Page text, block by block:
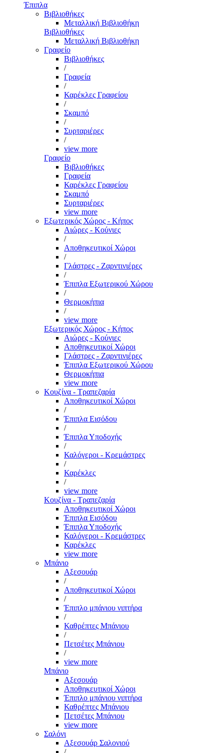
Έπιπλα
Βιβλιοθήκες
Μεταλλική Βιβλιοθήκη
Βιβλιοθήκες
Μεταλλική Βιβλιοθήκη
Γραφείο
Βιβλιοθήκες
/
Γραφεία
/
Καρέκλες Γραφείου
/
Σκαμπό
/
Συρταριέρες
/
view more
Γραφείο
Βιβλιοθήκες
Γραφεία
Καρέκλες Γραφείου
Σκαμπό
Συρταριέρες
view more
Εξωτερικός Χώρος - Κήπος
Αιώρες - Κούνιες
/
Αποθηκευτικοί Χώροι
/
Γλάστρες - Ζαρντινιέρες
/
Έπιπλα Εξωτερικού Χώρου
/
Θερμοκήπια
/
view more
Εξωτερικός Χώρος - Κήπος
Αιώρες - Κούνιες
Αποθηκευτικοί Χώροι
Γλάστρες - Ζαρντινιέρες
Έπιπλα Εξωτερικού Χώρου
Θερμοκήπια
view more
Κουζίνα - Τραπεζαρία
Αποθηκευτικοί Χώροι
/
Έπιπλα Εισόδου
/
Έπιπλα Υποδοχής
/
Καλόγεροι - Κρεμάστρες
/
Καρέκλες
/
view more
Κουζίνα - Τραπεζαρία
Αποθηκευτικοί Χώροι
Έπιπλα Εισόδου
Έπιπλα Υποδοχής
Καλόγεροι - Κρεμάστρες
Καρέκλες
view more
Μπάνιο
Αξεσουάρ
/
Αποθηκευτικοί Χώροι
/
Έπιπλο μπάνιου νιπτήρα
/
Καθρέπτες Μπάνιου
/
Πετσέτες Μπάνιου
/
view more
Μπάνιο
Αξεσουάρ
Αποθηκευτικοί Χώροι
Έπιπλο μπάνιου νιπτήρα
Καθρέπτες Μπάνιου
Πετσέτες Μπάνιου
view more
Σαλόνι
Αξεσουάρ Σαλονιού